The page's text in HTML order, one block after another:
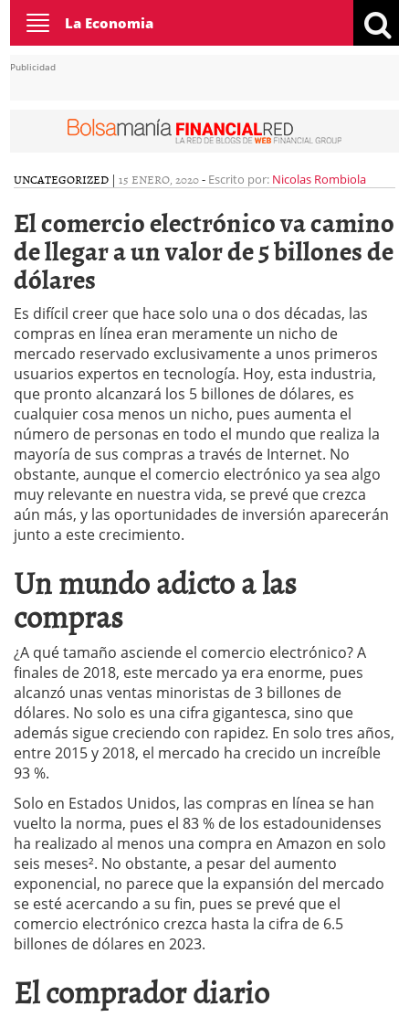
Toggle
navigation
La Economia
Publicidad
UNCATEGORIZED | 15 ENERO, 2020- Escrito por: Nicolas Rombiola
El comercio electrónico va camino
de llegar a un valor de 5 billones de
dólares
Es difícil creer que hace solo una o dos décadas, las
compras en línea eran meramente un nicho de
mercado reservado exclusivamente a unos primeros
usuarios expertos en tecnología. Hoy, esta industria,
que pronto alcanzará los 5 billones de dólares, es
cualquier cosa menos un nicho, pues aumenta el
número de personas en todo el mundo que realiza la
mayoría de sus compras a través de Internet. No
obstante, aunque el comercio electrónico ya sea algo
muy relevante en nuestra vida, se prevé que crezca
aún más, y las oportunidades de inversión aparecerán
junto a este crecimiento.
Un mundo adicto a las
compras
¿A qué tamaño asciende el comercio electrónico? A
finales de 2018, este mercado ya era enorme, pues
alcanzó unas ventas minoristas de 3 billones de
dólares. No solo es una cifra gigantesca, sino que
además sigue creciendo con rapidez. En solo tres años,
entre 2015 y 2018, el mercado ha crecido un increíble
93 %.
Solo en Estados Unidos, las compras en línea se han
vuelto la norma, pues el 83 % de los estadounidenses
ha realizado al menos una compra en Amazon en solo
seis meses². No obstante, a pesar del aumento
exponencial, no parece que la expansión del mercado
se esté acercando a su fin, pues se prevé que el
comercio electrónico crezca hasta la cifra de 6.5
billones de dólares en 2023.
El comprador diario